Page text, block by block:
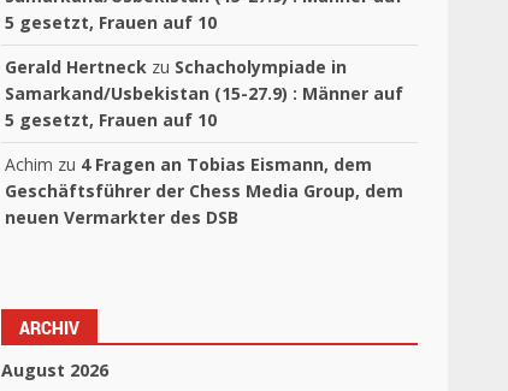
5 gesetzt, Frauen auf 10
Gerald Hertneck zu Schacholympiade in
Samarkand/Usbekistan (15-27.9) : Männer auf
5 gesetzt, Frauen auf 10
Achim zu 4 Fragen an Tobias Eismann, dem
Geschäftsführer der Chess Media Group, dem
neuen Vermarkter des DSB
ARCHIV
August 2026